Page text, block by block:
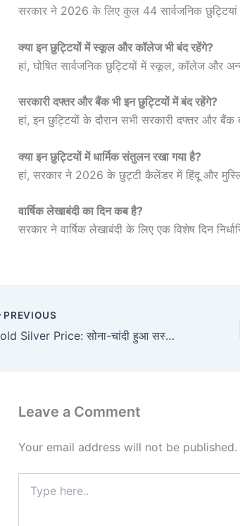
सरकार ने 2026 के लिए कुल 44 सार्वजनिक छुट्टियां
क्या इन छुट्टियों में स्कूल और कॉलेज भी बंद रहेंगे?
हां, घोषित सार्वजनिक छुट्टियों में स्कूल, कॉलेज और
सरकारी दफ्तर और बैंक भी इन छुट्टियों में बंद रहेंगे?
हां, इन छुट्टियों के दौरान सभी सरकारी दफ्तर और बैंक
क्या इन छुट्टियों में धार्मिक संतुलन रखा गया है?
हां, सरकार ने 2026 के छुट्टी कैलेंडर में हिंदू और
वार्षिक लेखाबंदी का दिन कब है?
सरकार ने वार्षिक लेखाबंदी के लिए एक विशेष दिन
PREVIOUS
Gold Silver Price: सोना-चांदी हुआ सस्ता, 24 कैरेट से 18 कैरेट तक 10 ग्राम के दाम में भारी गिरावट
Leave a Comment
Your email address will not be published.
here..